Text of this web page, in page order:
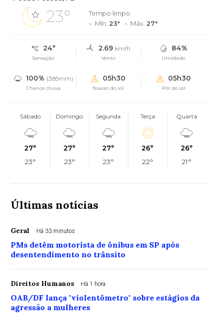
23°
Tempo limpo
Mín. 23° Máx. 27°
24°
Sensação
2.69 km/h
Vento
84%
Umidade
100% (3.85mm)
Chance chuva
05h30
Nascer do sol
05h30
Pôr do sol
Sábado
27°
23°
Domingo
27°
23°
Segunda
27°
23°
Terça
26°
22°
Quarta
26°
21°
Últimas notícias
Geral Há 33 minutos
PMs detêm motorista de ônibus em SP após
desentendimento no trânsito
Direitos Humanos Há 1 hora
OAB/DF lança "violentômetro" sobre estágios da
agressão a mulheres